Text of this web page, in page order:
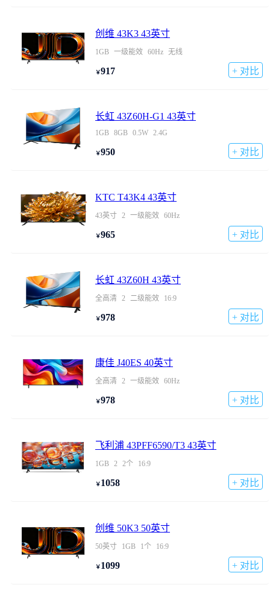
创维 43K3 43英寸
1GB 一级能效 60Hz 无线
￥917 + 对比
长虹 43Z60H-G1 43英寸
1GB 8GB 0.5W 2.4G
￥950 + 对比
KTC T43K4 43英寸
43英寸 2 一级能效 60Hz
￥965 + 对比
长虹 43Z60H 43英寸
全高清 2 二级能效 16:9
￥978 + 对比
康佳 J40ES 40英寸
全高清 2 一级能效 60Hz
￥978 + 对比
飞利浦 43PFF6590/T3 43英寸
1GB 2 2个 16:9
￥ 1058 + 对比
创维 50K3 50英寸
50英寸 1GB 1个 16:9
￥ 1099 + 对比